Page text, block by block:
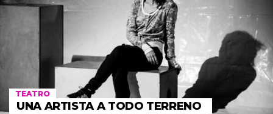
TEATRO
UNA ARTISTA A TODO TERRENO